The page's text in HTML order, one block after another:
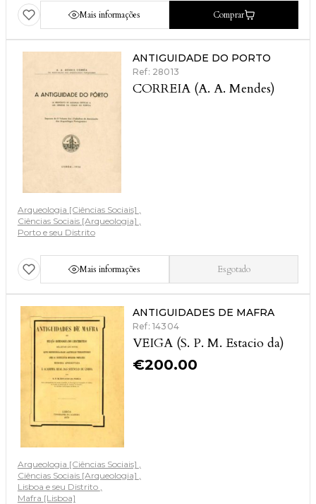
Mais informações Comprar
ANTIGUIDADE DO PORTO
Ref: 28013
CORREIA (A. A. Mendes)
Arqueologia [Ciências Sociais]
Ciências Sociais [Arqueologia]
Porto e seu Distrito
Mais informações Esgotado
ANTIGUIDADES DE MAFRA
Ref: 14304
VEIGA (S. P. M. Estacio da)
€200.00
Arqueologia [Ciências Sociais]
Ciências Sociais [Arqueologia]
Lisboa e seu Distrito
Mafra [Lisboa]